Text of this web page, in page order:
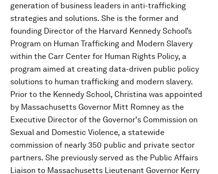
generation of business leaders in anti-trafficking
strategies and solutions. She is the former and
founding Director of the Harvard Kennedy School’s
Program on Human Trafficking and Modern Slavery
within the Carr Center for Human Rights Policy, a
program aimed at creating data-driven public policy
solutions to human trafficking and modern slavery.
Prior to the Kennedy School, Christina was appointed
by Massachusetts Governor Mitt Romney as the
Executive Director of the Governor's Commission on
Sexual and Domestic Violence, a statewide
commission of nearly 350 public and private sector
partners. She previously served as the Public Affairs
Liaison to Massachusetts Lieutenant Governor Kerry